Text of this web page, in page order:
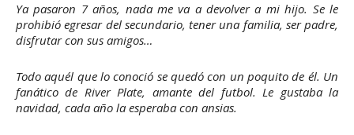
Ya pasaron 7 años, nada me va a devolver a mi hijo. Se le
prohibió egresar del secundario, tener una familia, ser padre,
disfrutar con sus amigos…
Todo aquél que lo conoció se quedó con un poquito de él. Un
fanático de River Plate, amante del futbol. Le gustaba la
navidad, cada año la esperaba con ansias.